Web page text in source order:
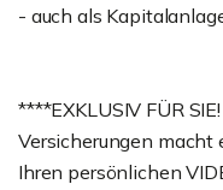
- auch als
****EXKLUSIV FÜR
Versicherungen macht
Ihren persönlichen